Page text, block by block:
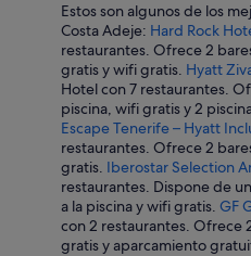
Estos son algunos de los
Costa Adeje: Hard Rock
restaurantes. Ofrece 2
gratis y wifi gratis. Hyatt
Hotel con 7 restaurantes.
piscina, wifi gratis y 2
Escape Tenerife – Hyatt
restaurantes. Ofrece 2
gratis. Iberostar Selection
restaurantes. Dispone de
a la piscina y wifi gratis. GF
con 2 restaurantes. Ofrece
gratis y aparcamiento